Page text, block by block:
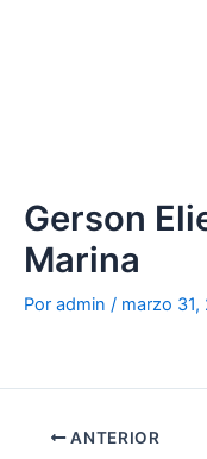
Gerson
Marina
Por admin / marzo 31,
ANTERIOR